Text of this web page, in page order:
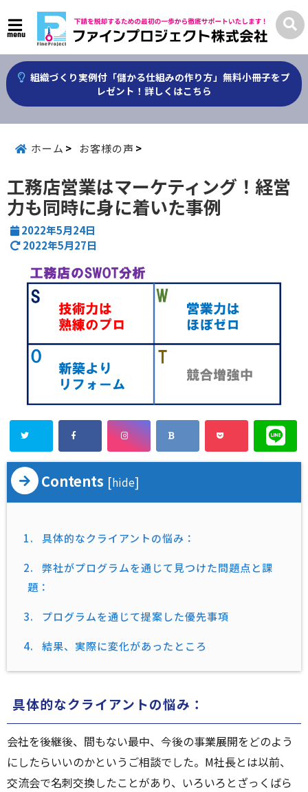
menu
組織づくり実例付「儲かる仕組みの作り方」無料小冊子をプ
レゼント！詳しくはこちら
ホーム お客様の声
工務店営業はマーケティング！経営
力も同時に身に着いた事例
2022年5月24日
2022年5月27日
Contents [hide]
1. 具体的なクライアントの悩み：
2.
弊社がプログラムを通じて見つけた問題点と課
題：
3. プログラムを通じて提案した優先事項
4. 結果、実際に変化があったところ
具体的なクライアントの悩み：
会社を後継後、間もない最中、今後の事業展開をどのよう
にしたらいいのかというご相談でした。M社長とは以前、
交流会で名刺交換したことがあり、いろいろとざっくばら